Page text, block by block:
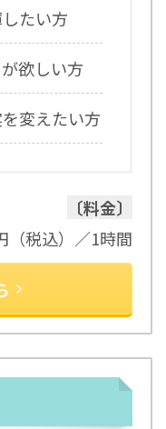
たい方
欲しい方
変えたい方
〔料金〕
（税込）／1時間